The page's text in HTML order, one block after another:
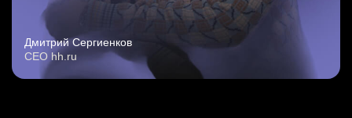
Дмитрий Сергиенков
CEO hh.ru